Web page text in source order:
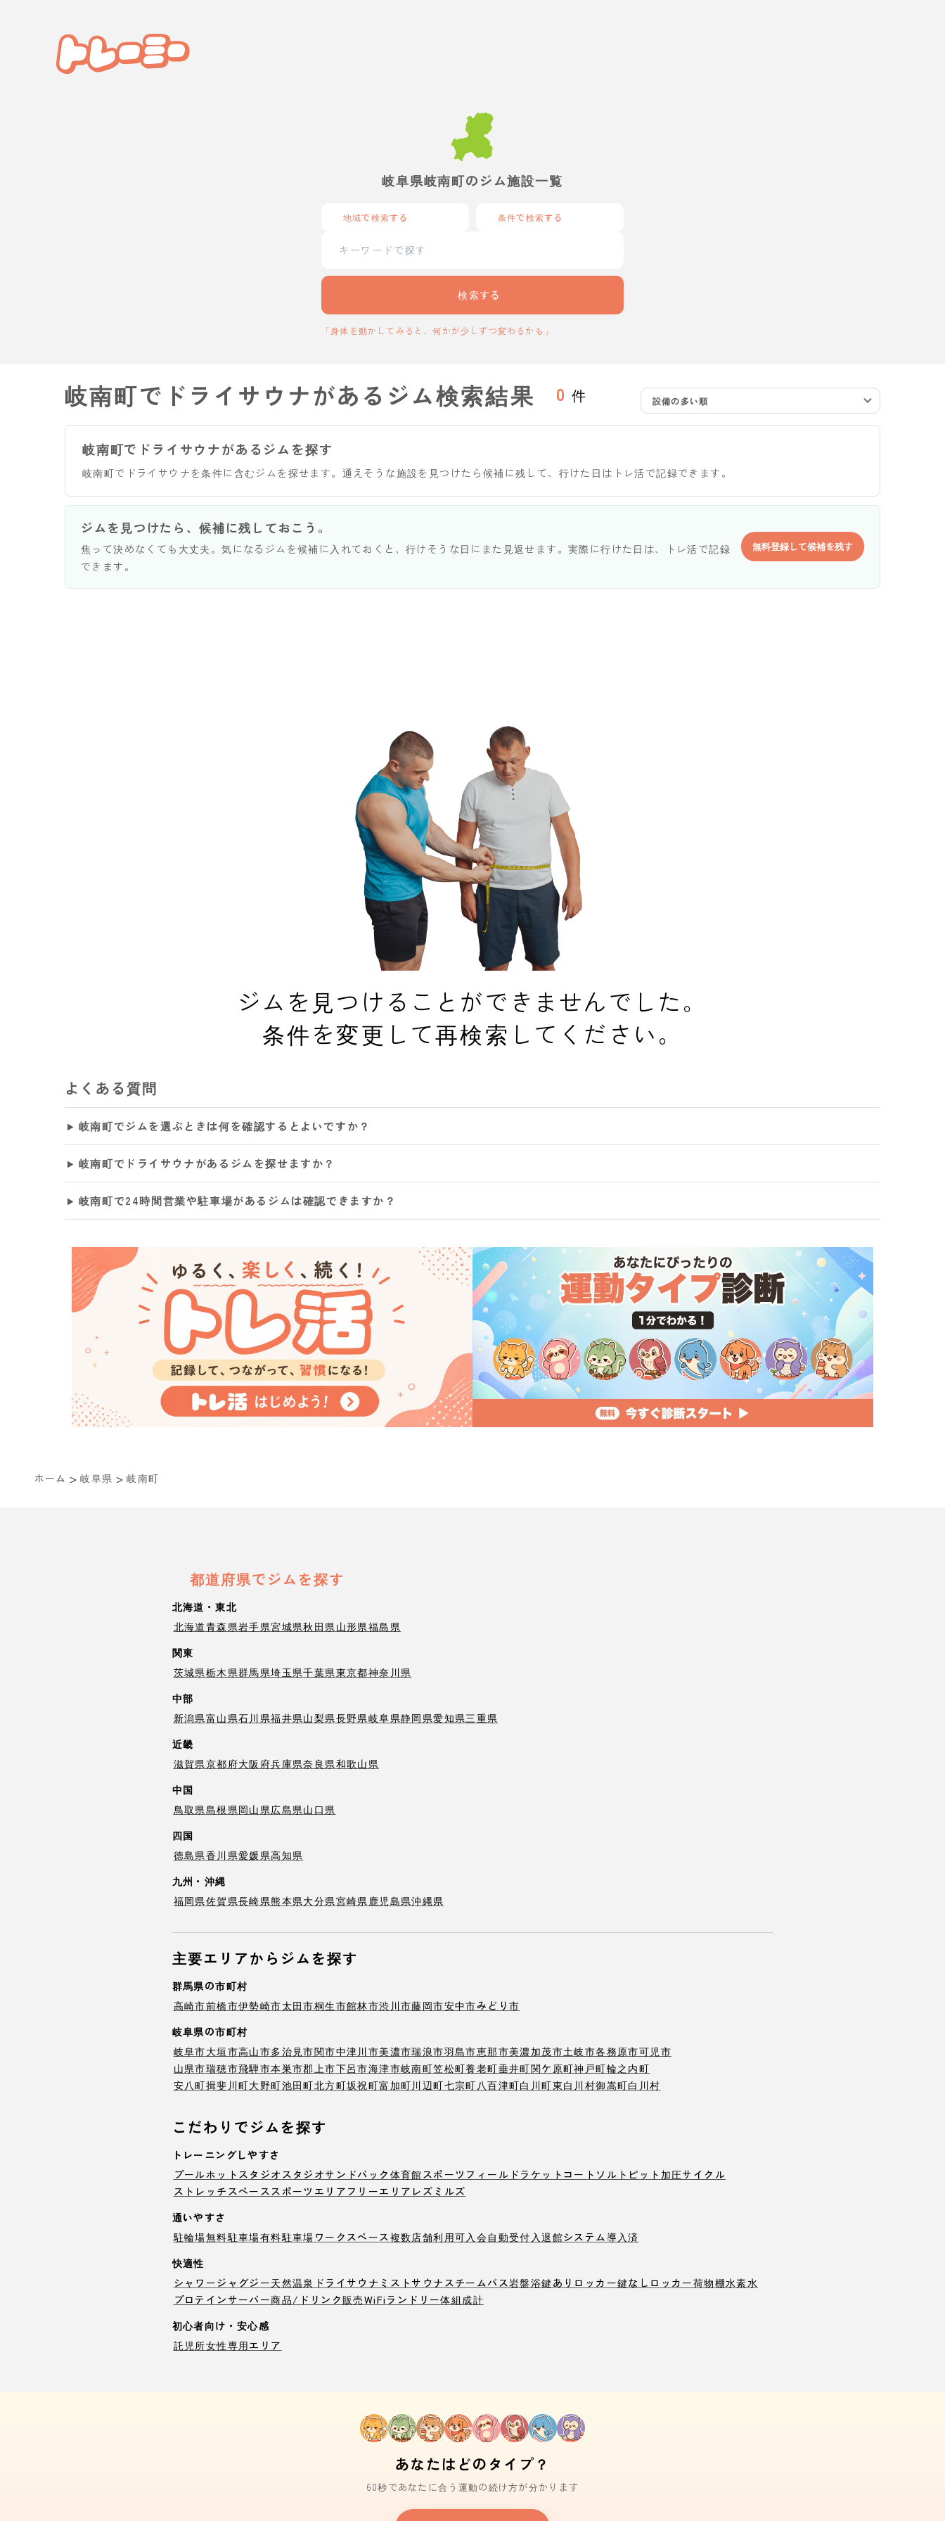
岐阜県岐南町のジム施設一覧
地域で検索する 条件で検索する
検索する
「身体を動かしてみると、何かが少しずつ変わるかも」
岐南町でドライサウナがあるジム検索結果 0 件 設備の多い順
岐南町でドライサウナがあるジムを探す
岐南町でドライサウナを条件に含むジムを探せます。通えそうな施設を見つけたら候補に残して、行けた日はトレ活で記録できます。
ジムを見つけたら、候補に残しておこう。
焦って決めなくても大丈夫。気になるジムを候補に入れておくと、行けそうな日にまた見返せます。実際に行けた日は、トレ活で記録
できます。
無料登録して候補を残す
ジムを見つけることができませんでした。
条件を変更して再検索してください。
よくある質問
岐南町でジムを選ぶときは何を確認するとよいですか？
岐南町でドライサウナがあるジムを探せますか？
岐南町で24時間営業や駐車場があるジムは確認できますか？
ホーム > 岐阜県 > 岐南町
都道府県でジムを探す
北海道・東北
北海道青森県岩手県宮城県秋田県山形県福島県
関東
茨城県栃木県群馬県埼玉県千葉県東京都神奈川県
中部
新潟県富山県石川県福井県山梨県長野県岐阜県静岡県愛知県三重県
近畿
滋賀県京都府大阪府兵庫県奈良県和歌山県
中国
鳥取県島根県岡山県広島県山口県
四国
徳島県香川県愛媛県高知県
九州・沖縄
福岡県佐賀県長崎県熊本県大分県宮崎県鹿児島県沖縄県
主要エリアからジムを探す
群馬県の市町村
高崎市前橋市伊勢崎市太田市桐生市館林市渋川市藤岡市安中市みどり市
岐阜県の市町村
岐阜市大垣市高山市多治見市関市中津川市美濃市瑞浪市羽島市恵那市美濃加茂市土岐市各務原市可児市
山県市瑞穂市飛騨市本巣市郡上市下呂市海津市岐南町笠松町養老町垂井町関ケ原町神戸町輪之内町
安八町揖斐川町大野町池田町北方町坂祝町富加町川辺町七宗町 八百津町白川町東白川村御嵩町白川村
こだわりでジムを探す
トレーニングしやすさ
プールホットスタジオ スタジオサンドバック 体育館スポーツフィールド ラケットコート ソルトピット 加圧サイクル
ストレッチスペーススポーツエリア フリーエリア レズミルズ
通いやすさ
駐輪場無料駐車場有料駐車場 ワークスペース複数店舗利用可入会自動受付 入退館システム導入済
快適性
シャワージャグジー天然温泉 ドライサウナ ミストサウナ スチームバス岩盤浴鍵ありロッカー鍵なしロッカー荷物棚水素水
プロテインサーバー商品/ドリンク販売WiFi ランドリー体組成計
初心者向け・安心感
託児所女性専用エリア
あなたはどのタイプ？
60秒であなたに合う運動の続け方が分かります